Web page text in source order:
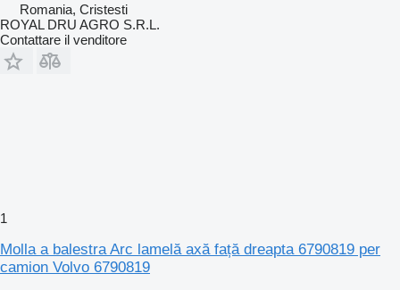
Romania, Cristesti
ROYAL DRU AGRO S.R.L.
Contattare il venditore
1
Molla a balestra Arc lamelă axă față dreapta 6790819 per
camion Volvo 6790819